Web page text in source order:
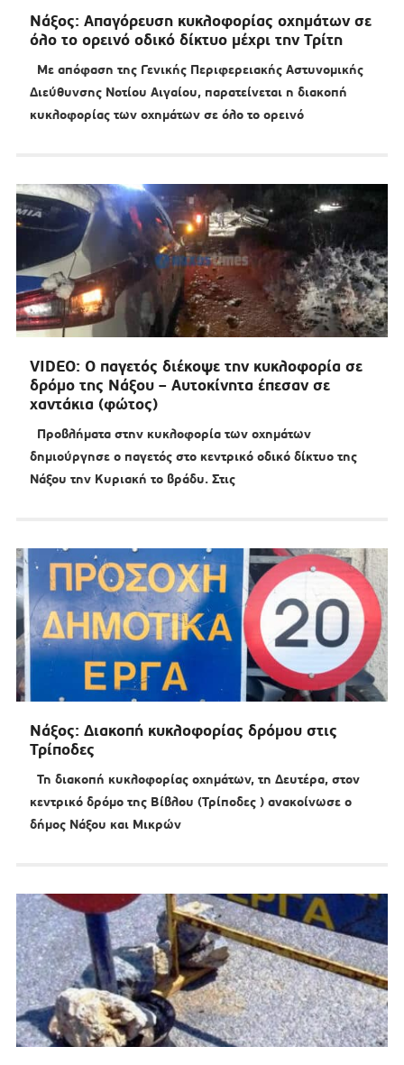
Νάξος: Απαγόρευση κυκλοφορίας οχημάτων σε
όλο το ορεινό οδικό δίκτυο μέχρι την Τρίτη
Με απόφαση της Γενικής Περιφερειακής Αστυνομικής
Διεύθυνσης Νοτίου Αιγαίου, παρατείνεται η διακοπή
κυκλοφορίας των οχημάτων σε όλο το ορεινό
VIDEO: Ο παγετός διέκοψε την κυκλοφορία σε
δρόμο της Νάξου – Αυτοκίνητα έπεσαν σε
χαντάκια (φώτος)
Προβλήματα στην κυκλοφορία των οχημάτων
δημιούργησε ο παγετός στο κεντρικό οδικό δίκτυο της
Νάξου την Κυριακή το βράδυ. Στις
Νάξος: Διακοπή κυκλοφορίας δρόμου στις
Τρίποδες
Τη διακοπή κυκλοφορίας οχημάτων, τη Δευτέρα, στον
κεντρικό δρόμο της Βίβλου (Τρίποδες ) ανακοίνωσε ο
δήμος Νάξου και Μικρών